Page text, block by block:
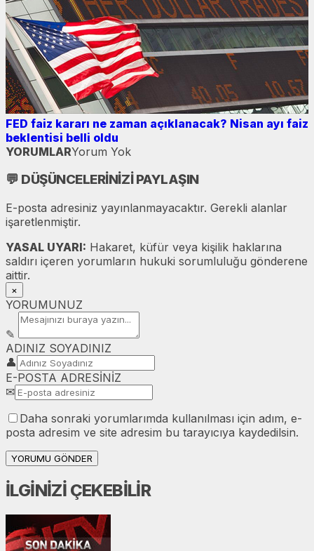
FED faiz kararı ne zaman açıklanacak? Nisan ayı faiz
beklentisi belli oldu
YORUMLARYorum Yok
💬 DÜŞÜNCELERİNİZİ PAYLAŞIN
E-posta adresiniz yayınlanmayacaktır. Gerekli alanlar
işaretlenmiştir.
YASAL UYARI: Hakaret, küfür veya kişilik haklarına
saldırı içeren yorumların hukuki sorumluluğu gönderene
aittir.
×
YORUMUNUZ
✎
ADINIZ SOYADINIZ
👤
E-POSTA ADRESİNİZ
✉
Daha sonraki yorumlarımda kullanılması için adım, e-
posta adresim ve site adresim bu tarayıcıya kaydedilsin.
YORUMU GÖNDER
İLGİNİZİ ÇEKEBİLİR